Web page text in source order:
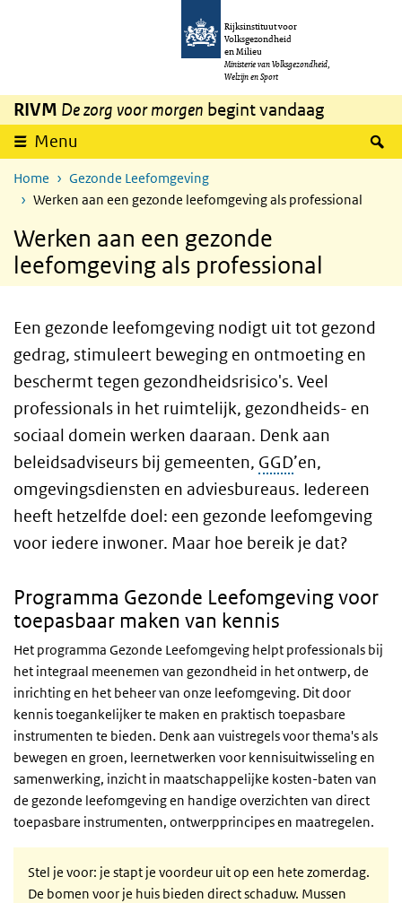
Overslaan en naar de inhoud gaan
Rijksinstituut voor
Volksgezondheid
en Milieu
Ministerie van Volksgezondheid,
Welzijn en Sport
RIVM De zorg voor morgen begint vandaag
Menu
Home
Gezonde Leefomgeving
Werken aan een gezonde leefomgeving als professional
Werken aan een gezonde
leefomgeving als professional
Een gezonde leefomgeving nodigt uit tot gezond
gedrag, stimuleert beweging en ontmoeting en
beschermt tegen gezondheidsrisico's. Veel
professionals in het ruimtelijk, gezondheids- en
sociaal domein werken daaraan. Denk aan
beleidsadviseurs bij gemeenten, GGD’en,
omgevingsdiensten en adviesbureaus. Iedereen
heeft hetzelfde doel: een gezonde leefomgeving
voor iedere inwoner. Maar hoe bereik je dat?
Programma Gezonde Leefomgeving voor
toepasbaar maken van kennis
Het programma Gezonde Leefomgeving helpt professionals bij
het integraal meenemen van gezondheid in het ontwerp, de
inrichting en het beheer van onze leefomgeving. Dit door
kennis toegankelijker te maken en praktisch toepasbare
instrumenten te bieden. Denk aan vuistregels voor thema's als
bewegen en groen, leernetwerken voor kennisuitwisseling en
samenwerking, inzicht in maatschappelijke kosten-baten van
de gezonde leefomgeving en handige overzichten van direct
toepasbare instrumenten, ontwerpprincipes en maatregelen.
Stel je voor: je stapt je voordeur uit op een hete zomerdag.
De bomen voor je huis bieden direct schaduw. Mussen